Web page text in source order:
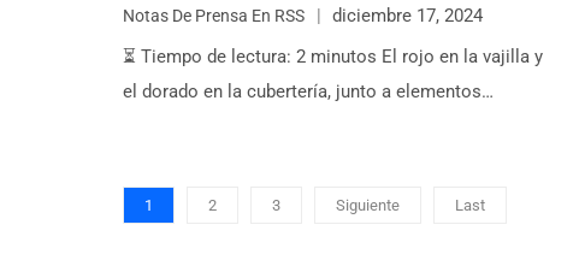
Notas De Prensa En RSS
diciembre 17, 2024
⏳ Tiempo de lectura: 2 minutos El rojo en la vajilla y
el dorado en la cubertería, junto a elementos…
1 2 3 Siguiente Last